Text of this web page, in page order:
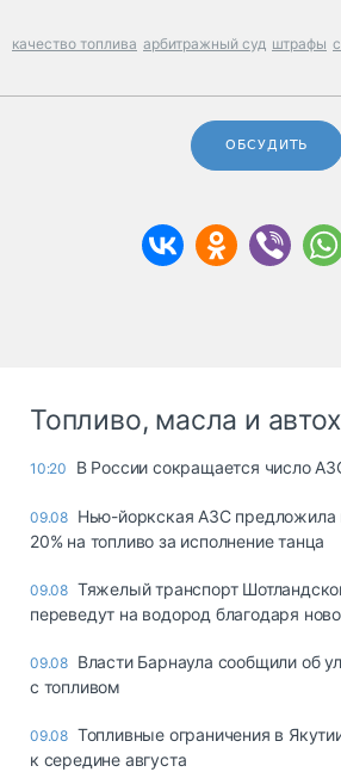
качество топлива арбитражный суд штрафы
ОБСУДИТЬ
Топливо, масла и
10:20 В России сокращается число
09.08 Нью-йоркская АЗС предложила
20% на топливо за исполнение танца
09.08 Тяжелый транспорт
переведут на водород благодаря
09.08 Власти Барнаула сообщили об
с топливом
09.08 Топливные ограничения в
к середине августа